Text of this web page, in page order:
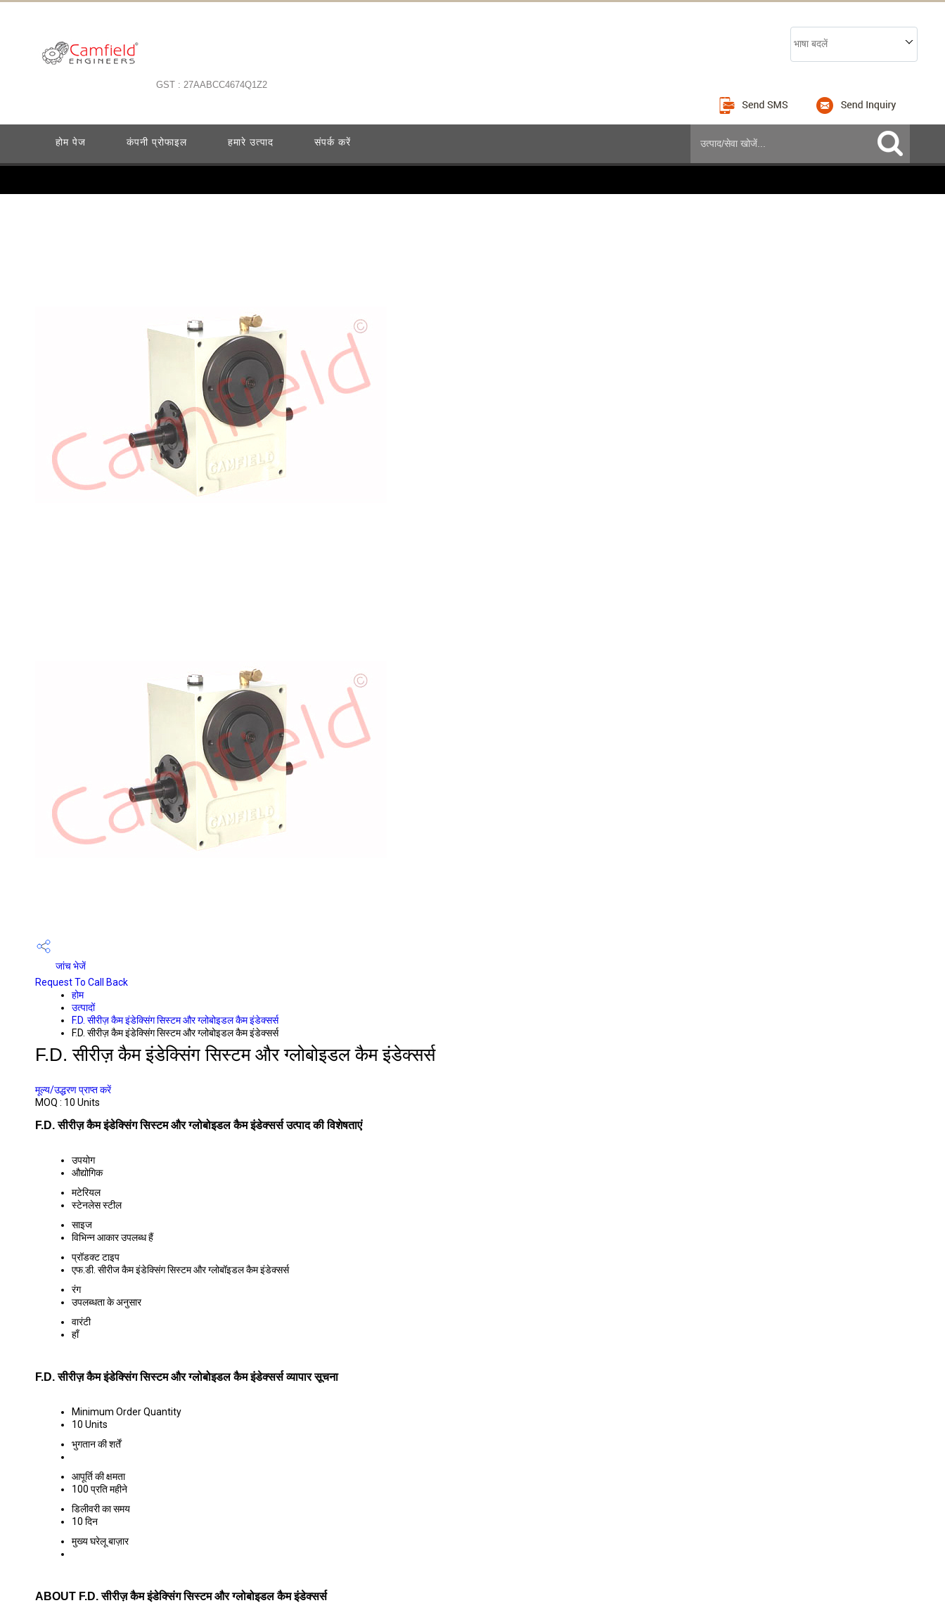
GST : 27AABCC4674Q1Z2
भाषा बदलें
होम पेज कंपनी प्रोफाइल हमारे उत्पाद संपर्क करें
जांच भेजें
Request To Call Back
होम
उत्पादों
F.D. सीरीज़ कैम इंडेक्सिंग सिस्टम और ग्लोबोइडल कैम इंडेक्सर्स
F.D. सीरीज़ कैम इंडेक्सिंग सिस्टम और ग्लोबोइडल कैम इंडेक्सर्स
F.D. सीरीज़ कैम इंडेक्सिंग सिस्टम और ग्लोबोइडल कैम इंडेक्सर्स
मूल्य/उद्धरण प्राप्त करें
MOQ : 10 Units
F.D. सीरीज़ कैम इंडेक्सिंग सिस्टम और ग्लोबोइडल कैम इंडेक्सर्स उत्पाद की विशेषताएं
उपयोग
औद्योगिक
मटेरियल
स्टेनलेस स्टील
साइज
विभिन्न आकार उपलब्ध हैं
प्रॉडक्ट टाइप
एफ.डी. सीरीज कैम इंडेक्सिंग सिस्टम और ग्लोबॉइडल कैम इंडेक्सर्स
रंग
उपलब्धता के अनुसार
वारंटी
हाँ
F.D. सीरीज़ कैम इंडेक्सिंग सिस्टम और ग्लोबोइडल कैम इंडेक्सर्स व्यापार सूचना
Minimum Order Quantity
10 Units
भुगतान की शर्तें
आपूर्ति की क्षमता
100 प्रति महीने
डिलीवरी का समय
10 दिन
मुख्य घरेलू बाज़ार
ABOUT F.D. सीरीज़ कैम इंडेक्सिंग सिस्टम और ग्लोबोइडल कैम इंडेक्सर्स